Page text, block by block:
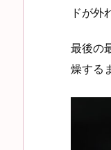
ドが外
最後の
燥する